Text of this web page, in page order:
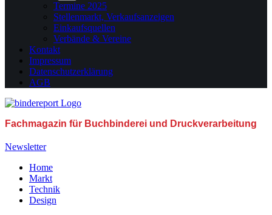
Termine 2025
Stellenmarkt, Verkaufsanzeigen
Einkaufsquellen
Verbände & Vereine
Kontakt
Impressum
Datenschutzerklärung
AGB
Fachmagazin für Buchbinderei und Druckverarbeitung
Newsletter
Home
Markt
Technik
Design